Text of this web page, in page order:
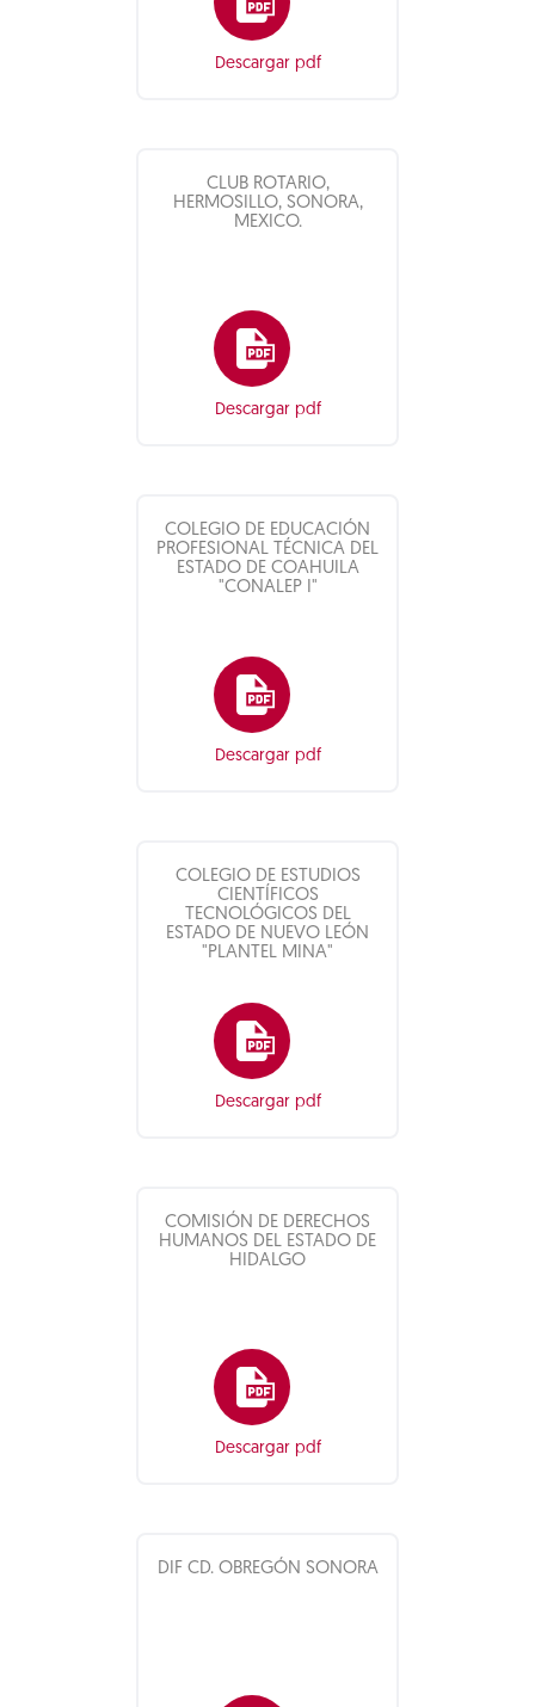
Descargar pdf
CLUB ROTARIO,
HERMOSILLO, SONORA,
MEXICO.
Descargar pdf
COLEGIO DE EDUCACIÓN
PROFESIONAL TÉCNICA DEL
ESTADO DE COAHUILA
"CONALEP I"
Descargar pdf
COLEGIO DE ESTUDIOS
CIENTÍFICOS
TECNOLÓGICOS DEL
ESTADO DE NUEVO LEÓN
"PLANTEL MINA"
Descargar pdf
COMISIÓN DE DERECHOS
HUMANOS DEL ESTADO DE
HIDALGO
Descargar pdf
DIF CD. OBREGÓN SONORA